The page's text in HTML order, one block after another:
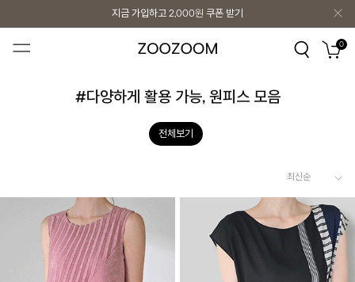
지금 가입하고 2,000원 쿠폰 받기
지금 가입하고 2,000원 쿠폰 받기 0
#다양하게 활용 가능, 원피스 모음
전체보기